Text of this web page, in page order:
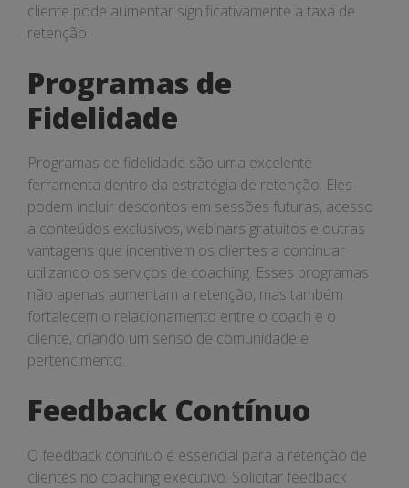
cliente pode aumentar significativamente a taxa de
retenção.
Programas de
Fidelidade
Programas de fidelidade são uma excelente
ferramenta dentro da estratégia de retenção. Eles
podem incluir descontos em sessões futuras, acesso
a conteúdos exclusivos, webinars gratuitos e outras
vantagens que incentivem os clientes a continuar
utilizando os serviços de coaching. Esses programas
não apenas aumentam a retenção, mas também
fortalecem o relacionamento entre o coach e o
cliente, criando um senso de comunidade e
pertencimento.
Feedback Contínuo
O feedback contínuo é essencial para a retenção de
clientes no coaching executivo. Solicitar feedback